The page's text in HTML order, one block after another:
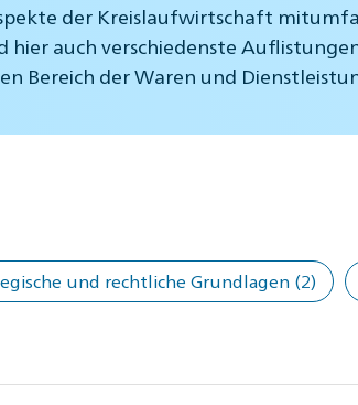
der Kreislaufwirtschaft
auch verschiedenste
Bereich der Waren und
und rechtliche Grundlagen (2)